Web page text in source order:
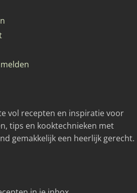
vol recepten en inspiratie voor
tips en kooktechnieken met
gemakkelijk een heerlijk gerecht.